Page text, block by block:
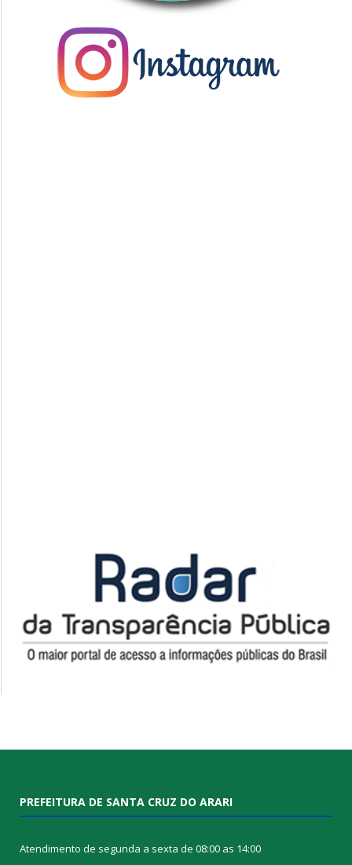
PREFEITURA DE SANTA CRUZ DO ARARI
Atendimento de segunda a sexta de 08:00 as 14:00